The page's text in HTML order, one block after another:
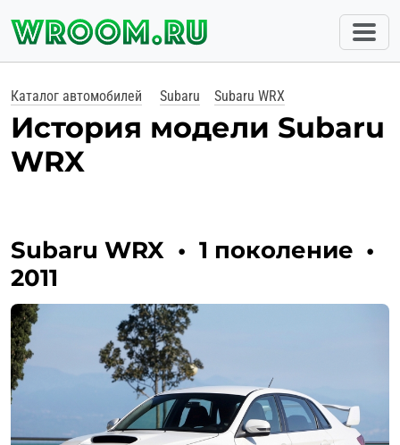
Каталог автомобилей Subaru Subaru WRX
История модели Subaru
WRX
Subaru WRX • 1 поколение •
2011